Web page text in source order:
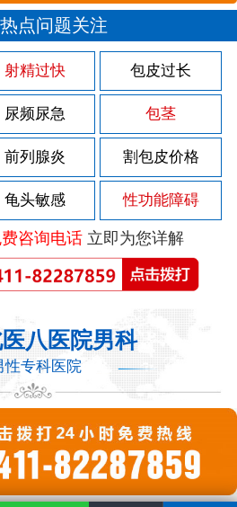
点问题关注
射精过快 包皮过长
尿频尿急 包茎
前列腺炎 割包皮价格
龟头敏感 性功能障碍
咨询电话立即为您详解
八医院男科
性专科医院